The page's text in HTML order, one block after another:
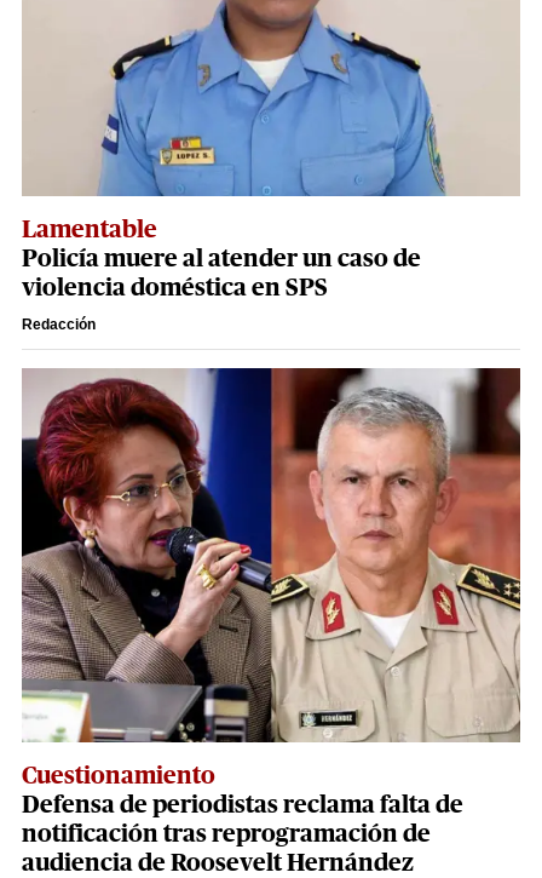
Lamentable
Policía muere al atender un caso de
violencia doméstica en SPS
Redacción
Cuestionamiento
Defensa de periodistas reclama falta de
notificación tras reprogramación de
audiencia de Roosevelt Hernández